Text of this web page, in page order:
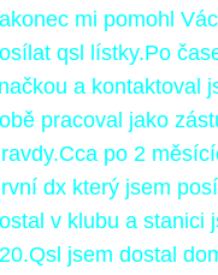
mi pomohl
qsl
lístky.Po
a kontaktoval
pracoval jako
po 2
dx který jsem
v klubu a stanici
jsem dostal